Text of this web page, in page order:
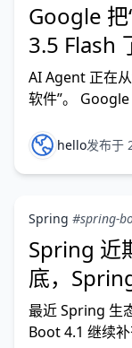
Google
3.5 Flash
AI Agent 正在
软件”。 Google
力。 根据
经成为 Gemini
hello发布于
Spring #spring-
Spring 近
底，
化
最近 Spring 生
Boot 4.1 继续